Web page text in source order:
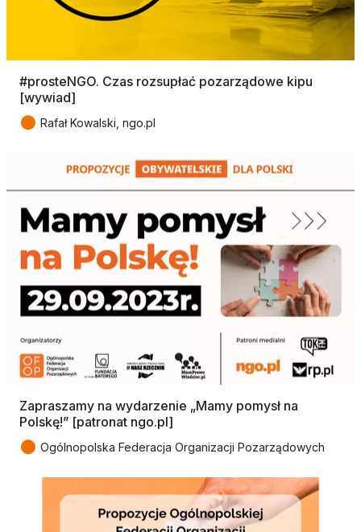
#prosteNGO. Czas rozsupłać pozarządowe kipu
[wywiad]
● Rafał Kowalski, ngo.pl
Zapraszamy na wydarzenie „Mamy pomysł na
Polskę!” [patronat ngo.pl]
● Ogólnopolska Federacja Organizacji Pozarządowych